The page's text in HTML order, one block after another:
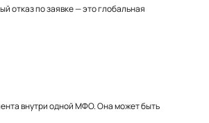
отказ по заявке — это глобальная
внутри одной МФО. Она может быть